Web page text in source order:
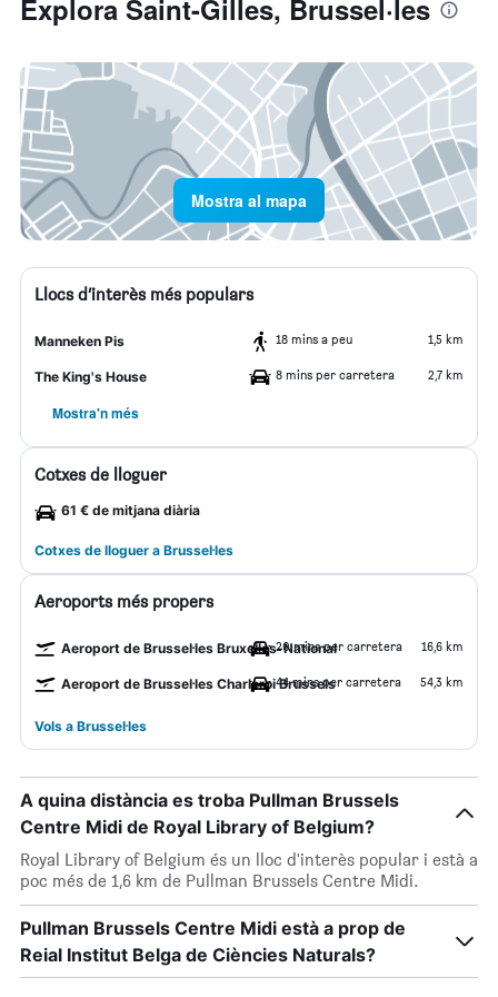
Explora Saint-Gilles, Brussel·les
Mostra al mapa
Llocs d’interès més populars
Manneken Pis 18 mins a peu 1,5 km
The King's House 8 mins per carretera 2,7 km
Mostra'n més
Cotxes de lloguer
61 € de mitjana diària
Cotxes de lloguer a Brussel·les
Aeroports més propers
Aeroport de Brussel·les Bruxelles-National20 mins per carretera 16,6 km
Aeroport de Brussel·les Charleroi Brussels44 mins per carretera 54,3 km
Vols a Brussel·les
A quina distància es troba Pullman Brussels
Centre Midi de Royal Library of Belgium?
Royal Library of Belgium és un lloc d'interès popular i està a
poc més de 1,6 km de Pullman Brussels Centre Midi.
Pullman Brussels Centre Midi està a prop de
Reial Institut Belga de Ciències Naturals?